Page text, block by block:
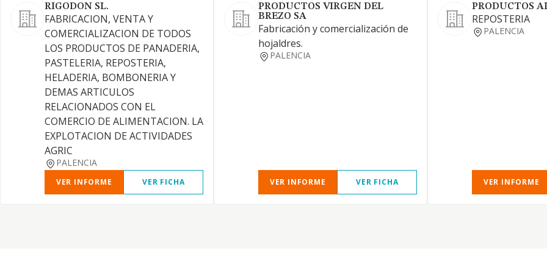
RIGODON SL.
FABRICACION, VENTA Y
COMERCIALIZACION DE TODOS
LOS PRODUCTOS DE PANADERIA,
PASTELERIA, REPOSTERIA,
HELADERIA, BOMBONERIA Y
DEMAS ARTICULOS
RELACIONADOS CON EL
COMERCIO DE ALIMENTACION. LA
EXPLOTACION DE ACTIVIDADES
AGRIC
PALENCIA
VER INFORME VER FICHA
PRODUCTOS VIRGEN DEL
BREZO SA
Fabricación y comercialización de
hojaldres.
PALENCIA
VER INFORME VER FICHA
PRODUCTOS
REPOSTERIA
PALENCIA
VER INFORME